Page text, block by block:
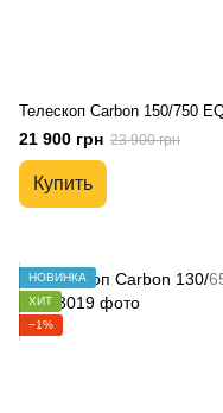
Телескоп Carbon 150/750
21 900 грн 23 900 грн
Купить
НОВИНКА
ХИТ
−1%